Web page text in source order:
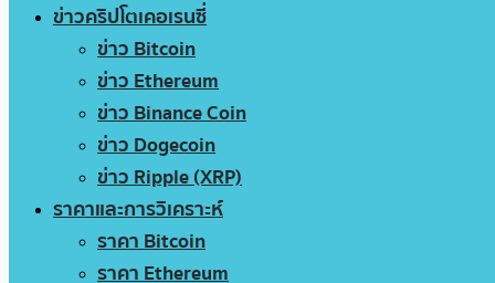
ข่าวคริปโตเคอเรนซี่
ข่าว Bitcoin
ข่าว Ethereum
ข่าว Binance Coin
ข่าว Dogecoin
ข่าว Ripple (XRP)
ราคาและการวิเคราะห์
ราคา Bitcoin
ราคา Ethereum